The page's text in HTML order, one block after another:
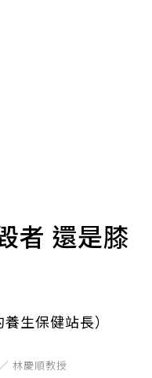
者 還是膝
生保健站長）
林慶順教授